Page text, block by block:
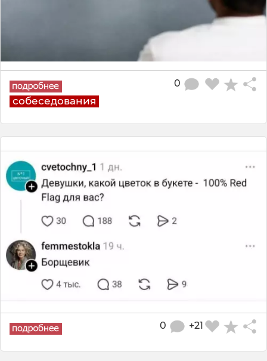
собеседования
0
+21
0